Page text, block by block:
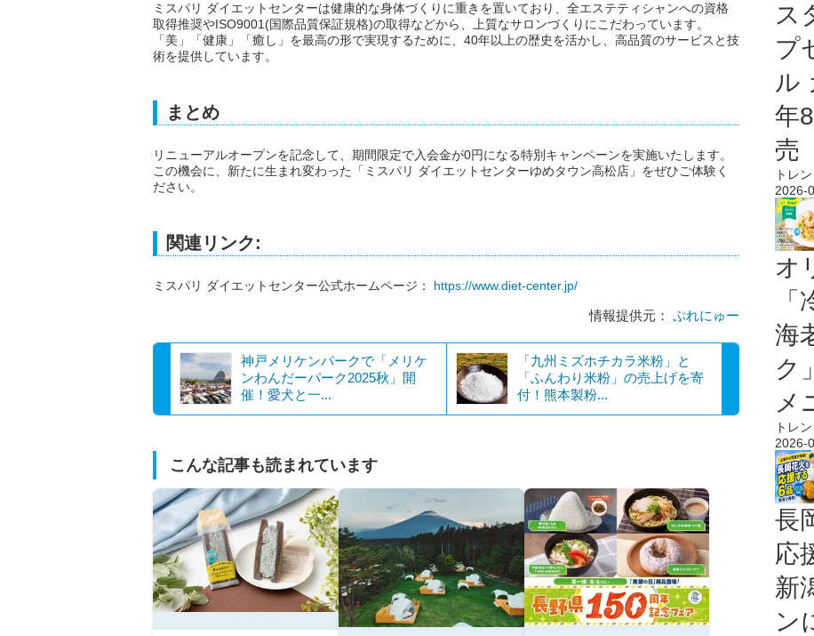
ミスパリ ダイエットセンターは健康的な身体づくりに重きを置いており、全エステティシャンへの資格
取得推奨やISO9001(国際品質保証規格)の取得などから、上質なサロンづくりにこだわっています。
「美」「健康」「癒し」を最高の形で実現するために、40年以上の歴史を活かし、高品質のサービスと技
術を提供しています。
まとめ
リニューアルオープンを記念して、期間限定で入会金が0円になる特別キャンペーンを実施いたします。
この機会に、新たに生まれ変わった「ミスパリ ダイエットセンターゆめタウン高松店」をぜひご体験く
ださい。
関連リンク:
ミスパリ ダイエットセンター公式ホームページ： https://www.diet-center.jp/
情報提供元： ぷれにゅー
神戸メリケンパークで「メリケ
ンわんだーパーク2025秋」開
催！愛犬と一...
「九州ミズホチカラ米粉」と
「ふんわり米粉」の売上げを寄
付！熊本製粉...
こんな記事も読まれています
ス
プ
ル
年
売
トレ
2026-
オ
海
ク
メ
トレ
2026-
長
応
新
ン